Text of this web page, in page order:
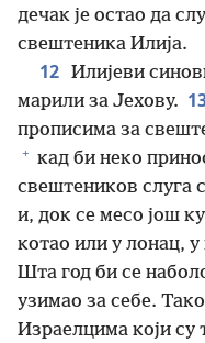
дечак је остао да
свештеника Илија.
12 Илијеви
марили за Јехову.
прописима за
+ кад би неко
свештеников слуга
и, док се месо још
котао или у лонац, у
Шта год би се
узимао за себе.
Израелцима који су